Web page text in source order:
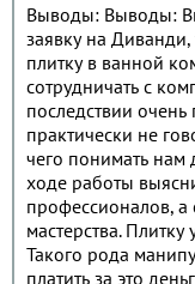
Выводы: Выводы:
заявку на Диванди,
плитку в ванной
сотрудничать с
последствии
практически не
чего понимать нам
ходе работы
профессионалов, а
мастерства.
Такого рода
платить за это